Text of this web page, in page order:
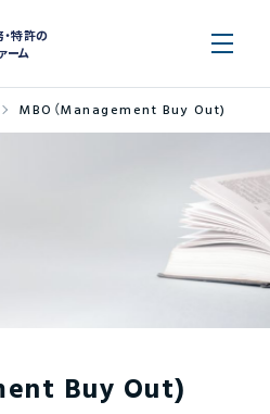
・特許の
ーム
MBO（Management Buy Out)
Buy Out)